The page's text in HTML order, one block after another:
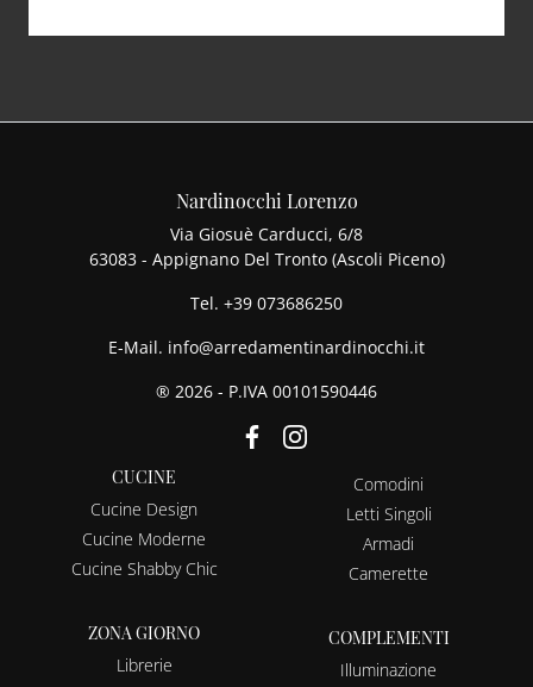
Nardinocchi Lorenzo
Via Giosuè Carducci, 6/8
63083 - Appignano Del Tronto (Ascoli Piceno)
Tel. +39 073686250
E-Mail. info@arredamentinardinocchi.it
® 2026 - P.IVA 00101590446
CUCINE
Cucine Design
Cucine Moderne
Cucine Shabby Chic
ZONA GIORNO
Librerie
Comodini
Letti Singoli
Armadi
Camerette
COMPLEMENTI
Illuminazione